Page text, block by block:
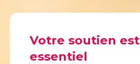
Votre soutien est
essentiel